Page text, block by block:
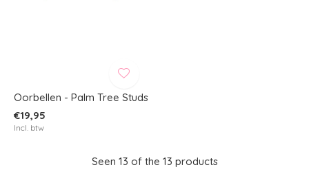
Oorbellen - Palm Tree Studs
€19,95
Incl. btw
Seen 13 of the 13 products